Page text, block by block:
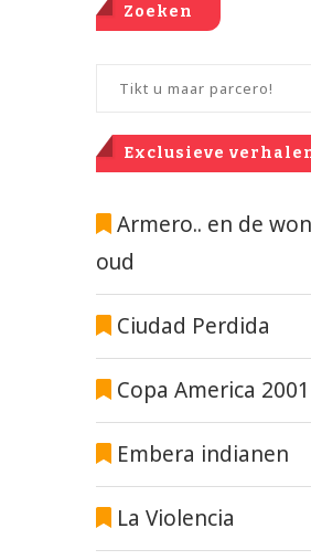
Zoeken
Exclusieve
Armero.. en de
oud
Ciudad Perdida
Copa America 2001
Embera indianen
La Violencia